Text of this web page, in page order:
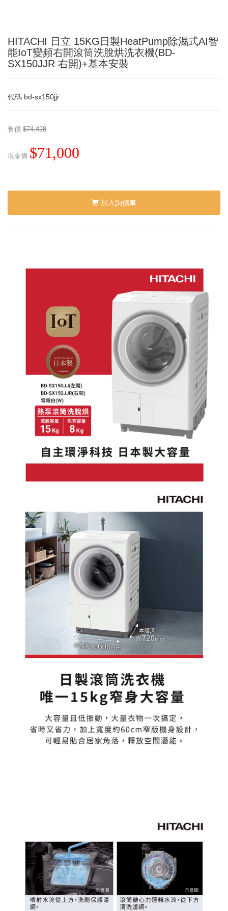
HITACHI 日立 15KG日製HeatPump除濕式AI智
能IoT變頻右開滾筒洗脫烘洗衣機(BD-
SX150JJR 右開)+基本安裝
代碼 bd-sx150jjr
售價 $74,428
現金價 $71,000
加入詢價車